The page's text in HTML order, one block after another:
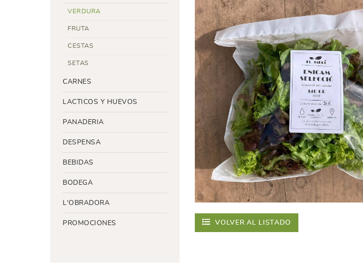
VERDURA
FRUTA
CESTAS
SETAS
CARNES
LACTICOS Y HUEVOS
PANADERIA
DESPENSA
BEBIDAS
BODEGA
L'OBRADORA
PROMOCIONES VOLVER AL LISTADO